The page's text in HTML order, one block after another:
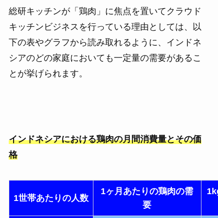
総研キッチンが「鶏肉」に焦点を置いてクラウド
キッチンビジネスを行っている理由としては、以
下の表やグラフから読み取れるように、インドネ
シアのどの家庭においても一定量の需要があるこ
とが挙げられます。
インドネシアにおける鶏肉の月間消費量とその価
格
1世帯あたりの人数
1ヶ月あたりの鶏肉の需
要